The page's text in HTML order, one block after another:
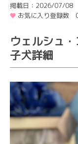
掲載日：2026/07/08
お気に入り登録数
ウェルシュ
子犬詳細